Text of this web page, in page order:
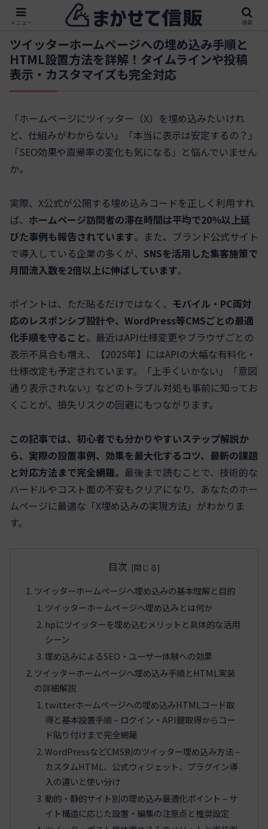
ツイッターホームページへの埋め込み手順と
HTML設置方法を詳解！タイムラインや投稿
表示・カスタマイズも完全対応
「ホームページにツイッター（X）を埋め込みたいけれ
ど、仕組みがわからない」「本当に表示は安定するの？」
「SEO効果や直帰率の変化も気になる」と悩んでいません
か。
実際、 X公式が公開する埋め込みコードを正しく利用すれ
ば、 ホームページ訪問者の滞在時間は平均で20％以上延
びた事例も報告されています。また、ブランド公式サイト
で導入している企業の多くが、 SNSを活用した集客施策で
月間流入数を2倍以上に伸ばしています。
ポイントは、ただ貼るだけではなく、 モバイル・PC両対
応のレスポンシブ設計や、WordPress等CMSごとの最適
化手順を守ること。最近はAPI仕様変更やブラウザごとの
表示不具合も増え、【2025年】にはAPIの大幅な有料化・
仕様改定も予定されています。「上手くいかない」「意図
通り表示されない」などのトラブル対処も事前に知ってお
くことが、損失リスクの回避にもつながります。
この記事では、初心者でも分かりやすいステップ解説か
ら、実際の設置事例、効果を最大化するコツ、最新の課題
と対応方法まで完全網羅。 最後まで読むことで、技術的な
ハードルやコスト面の不安もクリアになり、あなたのホー
ムページに最適な「X埋め込みの実現方法」がわかりま
す。
目次
ツイッターホームページへ埋め込みの基本理解と目的
ツイッターホームページへ埋め込みとは何か
hpにツイッターを埋め込むメリットと具体的な活用
シーン
埋め込みによるSEO・ユーザー体験への効果
ツイッターホームページへ埋め込み手順とHTML実装
の詳細解説
twitterホームページへの埋め込みHTMLコード取
得と基本設置手順 – ログイン・API鍵取得からコー
ド貼り付けまで完全網羅
WordPressなどCMS別のツイッター埋め込み方法 –
カスタムHTML、公式ウィジェット、プラグイン導
入の違いと使い分け
動的・静的サイト別の埋め込み最適化ポイント – サ
イト構造に応じた設置・編集の注意点と推奨設定
メニュー 検索